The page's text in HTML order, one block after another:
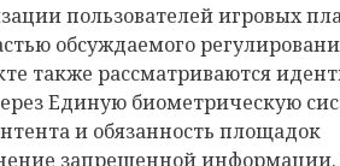
пользователей игровых
обсуждаемого
также рассматриваются
Единую биометрическую
и обязанность площадок
запрещенной